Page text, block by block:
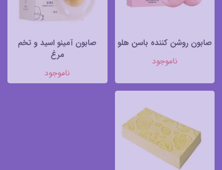
صابون روشن کننده باسن هلو
ناموجود
صابون آمینو اسید و تخم
مرغ
ناموجود